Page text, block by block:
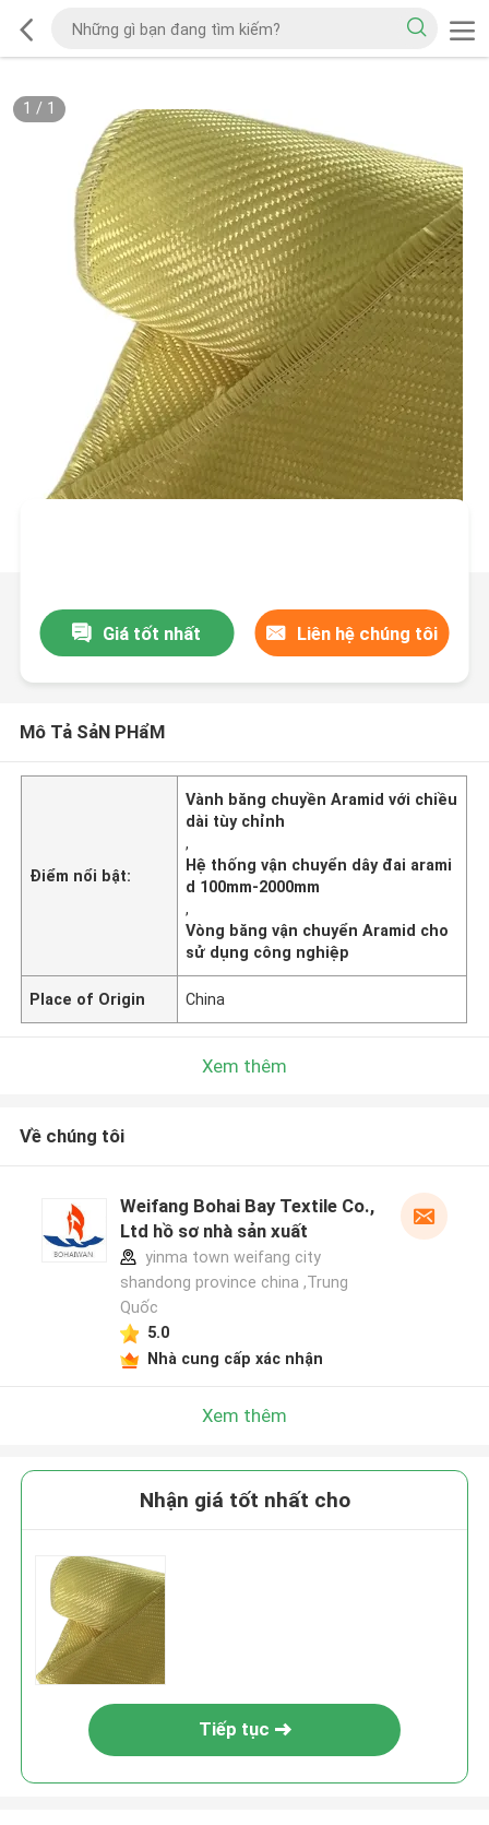
1 / 1
Giá tốt nhất Liên hệ chúng tôi
Mô Tả SảN PHẩM
Điểm nổi bật:
Vành băng chuyền Aramid với chiều
dài tùy chỉnh
,
Hệ thống vận chuyển dây đai arami
d 100mm-2000mm
,
Vòng băng vận chuyển Aramid cho
sử dụng công nghiệp
Place of Origin China
Xem thêm
Về chúng tôi
Weifang Bohai Bay Textile Co.,
Ltd hồ sơ nhà sản xuất
yinma town weifang city
shandong province china ,Trung
Quốc
5.0
Nhà cung cấp xác nhận
Xem thêm
Nhận giá tốt nhất cho
Tiếp tục